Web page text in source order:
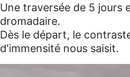
Une traversée de 5 jours
dromadaire.
Dès le départ, le
d'immensité nous saisit.